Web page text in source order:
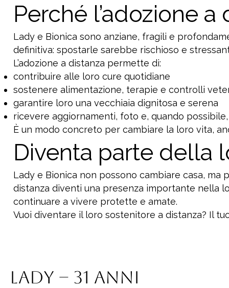
Perché l’adozione a
Lady e Bionica sono anziane, fragili e
definitiva: spostarle sarebbe rischioso e
L’adozione a distanza permette di:
contribuire alle loro cure quotidiane
sostenere alimentazione, terapie e controlli
garantire loro una vecchiaia dignitosa e serena
ricevere aggiornamenti, foto e, quando
È un modo concreto per cambiare la loro vita,
Diventa parte della
Lady e Bionica non possono cambiare casa, ma
distanza diventi una presenza importante nella
continuare a vivere protette e amate.
Vuoi diventare il loro sostenitore a distanza? Il
Lady – 31 anni